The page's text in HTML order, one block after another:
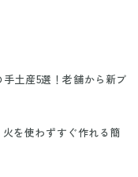
手土産5選！老舗から新ブ
を使わずすぐ作れる簡